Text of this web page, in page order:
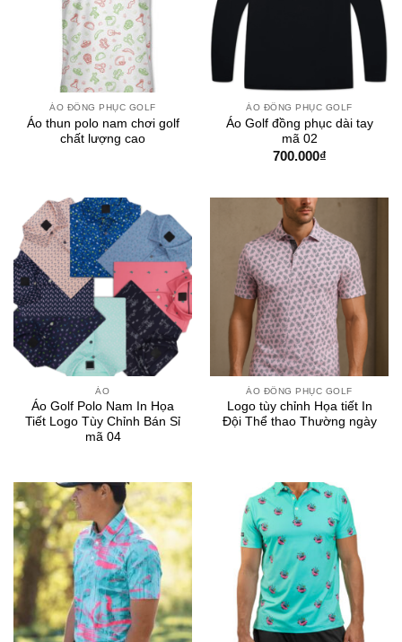
ÁO ĐỒNG PHỤC GOLF
Áo thun polo nam chơi golf
chất lượng cao
ÁO ĐỒNG PHỤC GOLF
Áo Golf đồng phục dài tay
mã 02
700.000₫
ÁO
Áo Golf Polo Nam In Họa
Tiết Logo Tùy Chỉnh Bán Sỉ
mã 04
ÁO ĐỒNG PHỤC GOLF
Logo tùy chỉnh Họa tiết In
Đội Thể thao Thường ngày